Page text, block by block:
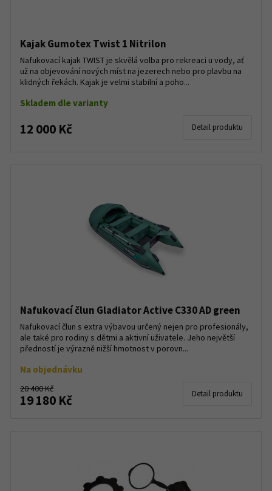
Kajak Gumotex Twist 1 Nitrilon
Nafukovací kajak TWIST je skvělá volba pro rekreaci u vody, ať
už na objevování nových míst na jezerech nebo pro plavbu na
klidných řekách. Kajak je velmi stabilní a poho...
Skladem dle varianty
12 000 Kč Detail produktu
Nafukovací člun Gladiator Active C330 AD green
Nafukovací člun s extra výbavou určený nejen pro profesionály,
ale také pro rodiny s dětmi a aktivní uživatele. Jeho největší
předností je výrazně nižší hmotnost v porovn...
Na objednávku
20 400 Kč
19 180 Kč Detail produktu